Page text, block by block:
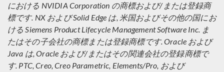
における NVIDIA Corporation の商標および/または登録商
標です. NX および Solid Edge は, 米国およびその他の国にお
ける Siemens Product Lifecycle Management Software Inc. ま
たはその子会社の商標または登録商標です. Oracle および
Java は, Oracle および/またはその関連会社の登録商標で
す. PTC, Creo, Creo Parametric, Elements/Pro, および